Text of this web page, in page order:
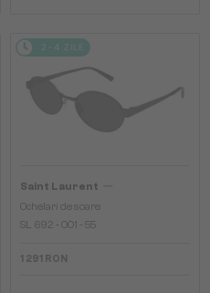
2-4 ZILE
Saint Laurent
Ochelari de soare
SL 692 - 001 - 55
1 291 RON